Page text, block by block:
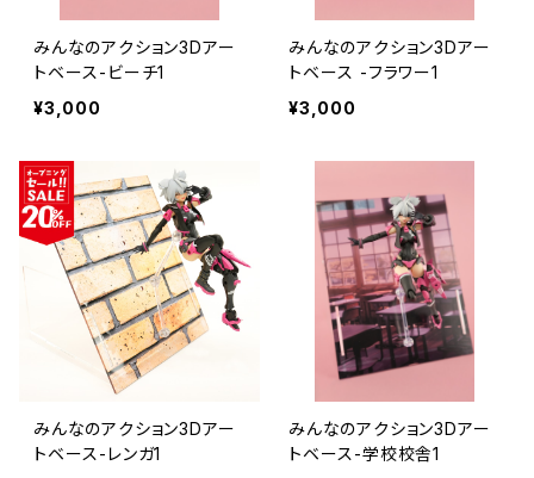
みんなのアクション3Dアー
トベース-ビーチ1
¥3,000
みんなのアクション3Dアー
トベース -フラワー1
¥3,000
みんなのアクション3Dアー
トベース-レンガ1
みんなのアクション3Dアー
トベース-学校校舎1